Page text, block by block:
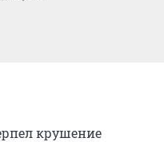
крушение